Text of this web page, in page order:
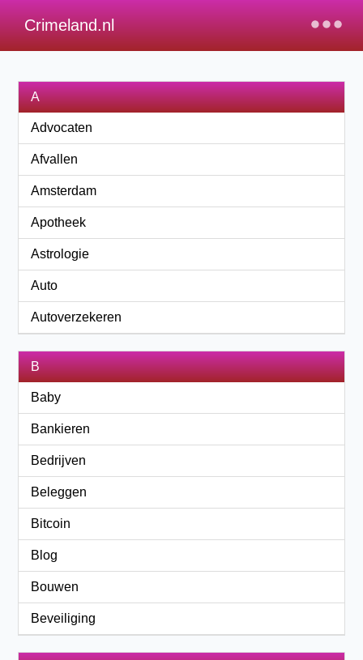
×
Crimeland.nl
A
Advocaten
Afvallen
Amsterdam
Apotheek
Astrologie
Auto
Autoverzekeren
B
Baby
Bankieren
Bedrijven
Beleggen
Bitcoin
Blog
Bouwen
Beveiliging